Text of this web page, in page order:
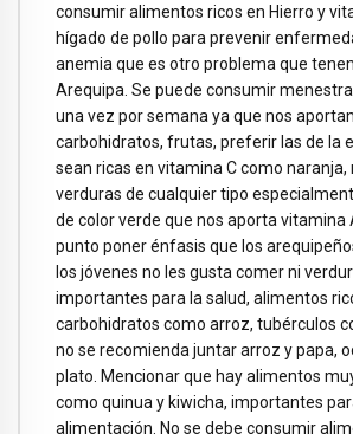
consumir alimentos ricos en Hierro y
hígado de pollo para prevenir
anemia que es otro problema que
Arequipa. Se puede consumir
una vez por semana ya que nos
carbohidratos, frutas, preferir las de la
sean ricas en vitamina C como naranja,
verduras de cualquier tipo
de color verde que nos aporta vitamina
punto poner énfasis que los
los jóvenes no les gusta comer ni
importantes para la salud, alimentos
carbohidratos como arroz, tubérculos
no se recomienda juntar arroz y papa,
plato. Mencionar que hay alimentos
como quinua y kiwicha, importantes
alimentación. No se debe consumir